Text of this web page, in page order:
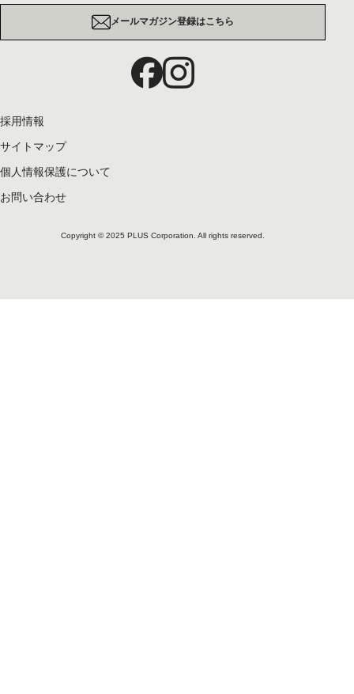
メールマガジン登録はこちら
採用情報
サイトマップ
個人情報保護について
お問い合わせ
Copyright © 2025 PLUS Corporation. All rights reserved.